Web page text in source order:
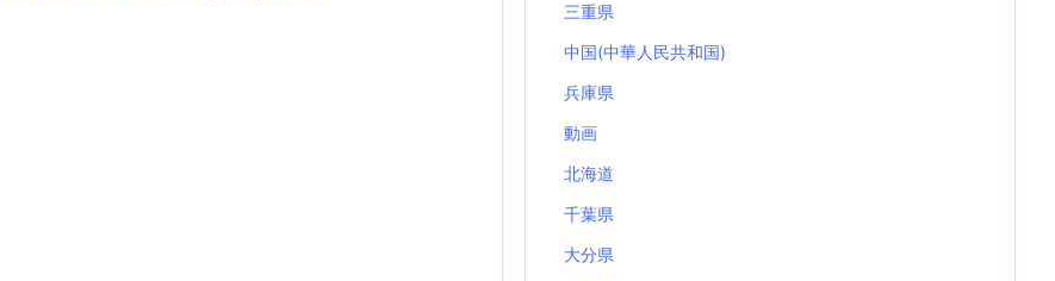
三重県
中国(中華人民共和国)
兵庫県
動画
北海道
千葉県
大分県